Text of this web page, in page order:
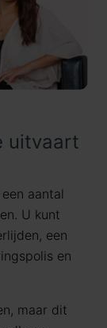
uitvaart
aantal
U kunt
een
en
maar dit